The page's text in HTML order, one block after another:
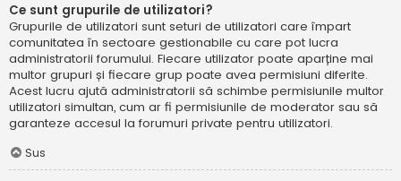
Ce sunt grupurile de utilizatori?
Grupurile de utilizatori sunt seturi de utilizatori care împart
comunitatea în sectoare gestionabile cu care pot lucra
administratorii forumului. Fiecare utilizator poate aparține mai
multor grupuri și fiecare grup poate avea permisiuni diferite.
Acest lucru ajută administratorii să schimbe permisiunile multor
utilizatori simultan, cum ar fi permisiunile de moderator sau să
garanteze accesul la forumuri private pentru utilizatori.
Sus